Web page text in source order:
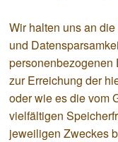
Wir halten uns an
und
personenbezogenen
zur Erreichung der
oder wie es die vom
vielfältigen
jeweiligen Zweckes